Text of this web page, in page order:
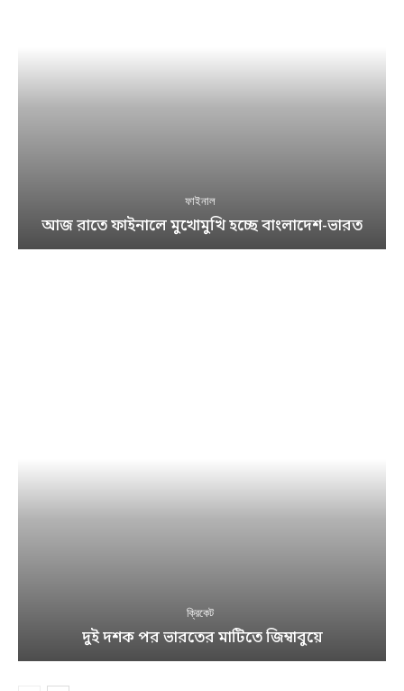
ফাইনাল
আজ রাতে ফাইনালে মুখোমুখি হচ্ছে বাংলাদেশ-ভারত
ক্রিকেট
দুই দশক পর ভারতের মাটিতে জিম্বাবুয়ে